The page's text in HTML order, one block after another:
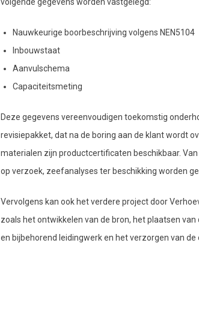
Nauwkeurige boorbeschrijving volgens NEN5104
Inbouwstaat
Aanvulschema
Capaciteitsmeting
Deze gegevens vereenvoudigen toekomstig
revisiepakket, dat na de boring aan de klant wordt
materialen zijn productcertificaten beschikbaar.
op verzoek, zeefanalyses ter beschikking worden
Vervolgens kan ook het verdere project door
zoals het ontwikkelen van de bron, het plaatsen
en bijbehorend leidingwerk en het verzorgen van